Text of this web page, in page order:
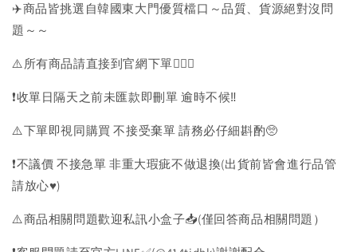
✈️商品皆挑選自韓國東大門優質檔口～品質、貨源絕對沒問
題～～
⚠️所有商品請直接到官網下單💁🏻‍♀️
❗️收單日隔天之前未匯款即刪單 逾時不候‼️
⚠️下單即視同購買 不接受棄單 請務必仔細斟酌🥺
❗️不議價 不接急單 非重大瑕疵不做退換(出貨前皆會進行品管
請放心♥️)
⚠️商品相關問題歡迎私訊小盒子📥(僅回答商品相關問題）